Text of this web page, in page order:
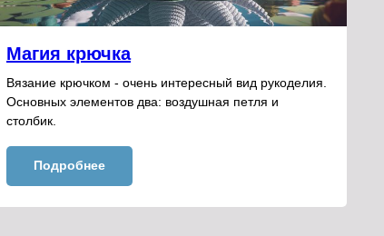
Магия крючка
Вязание крючком - очень интересный вид рукоделия.
Основных элементов два: воздушная петля и
столбик.
Подробнее